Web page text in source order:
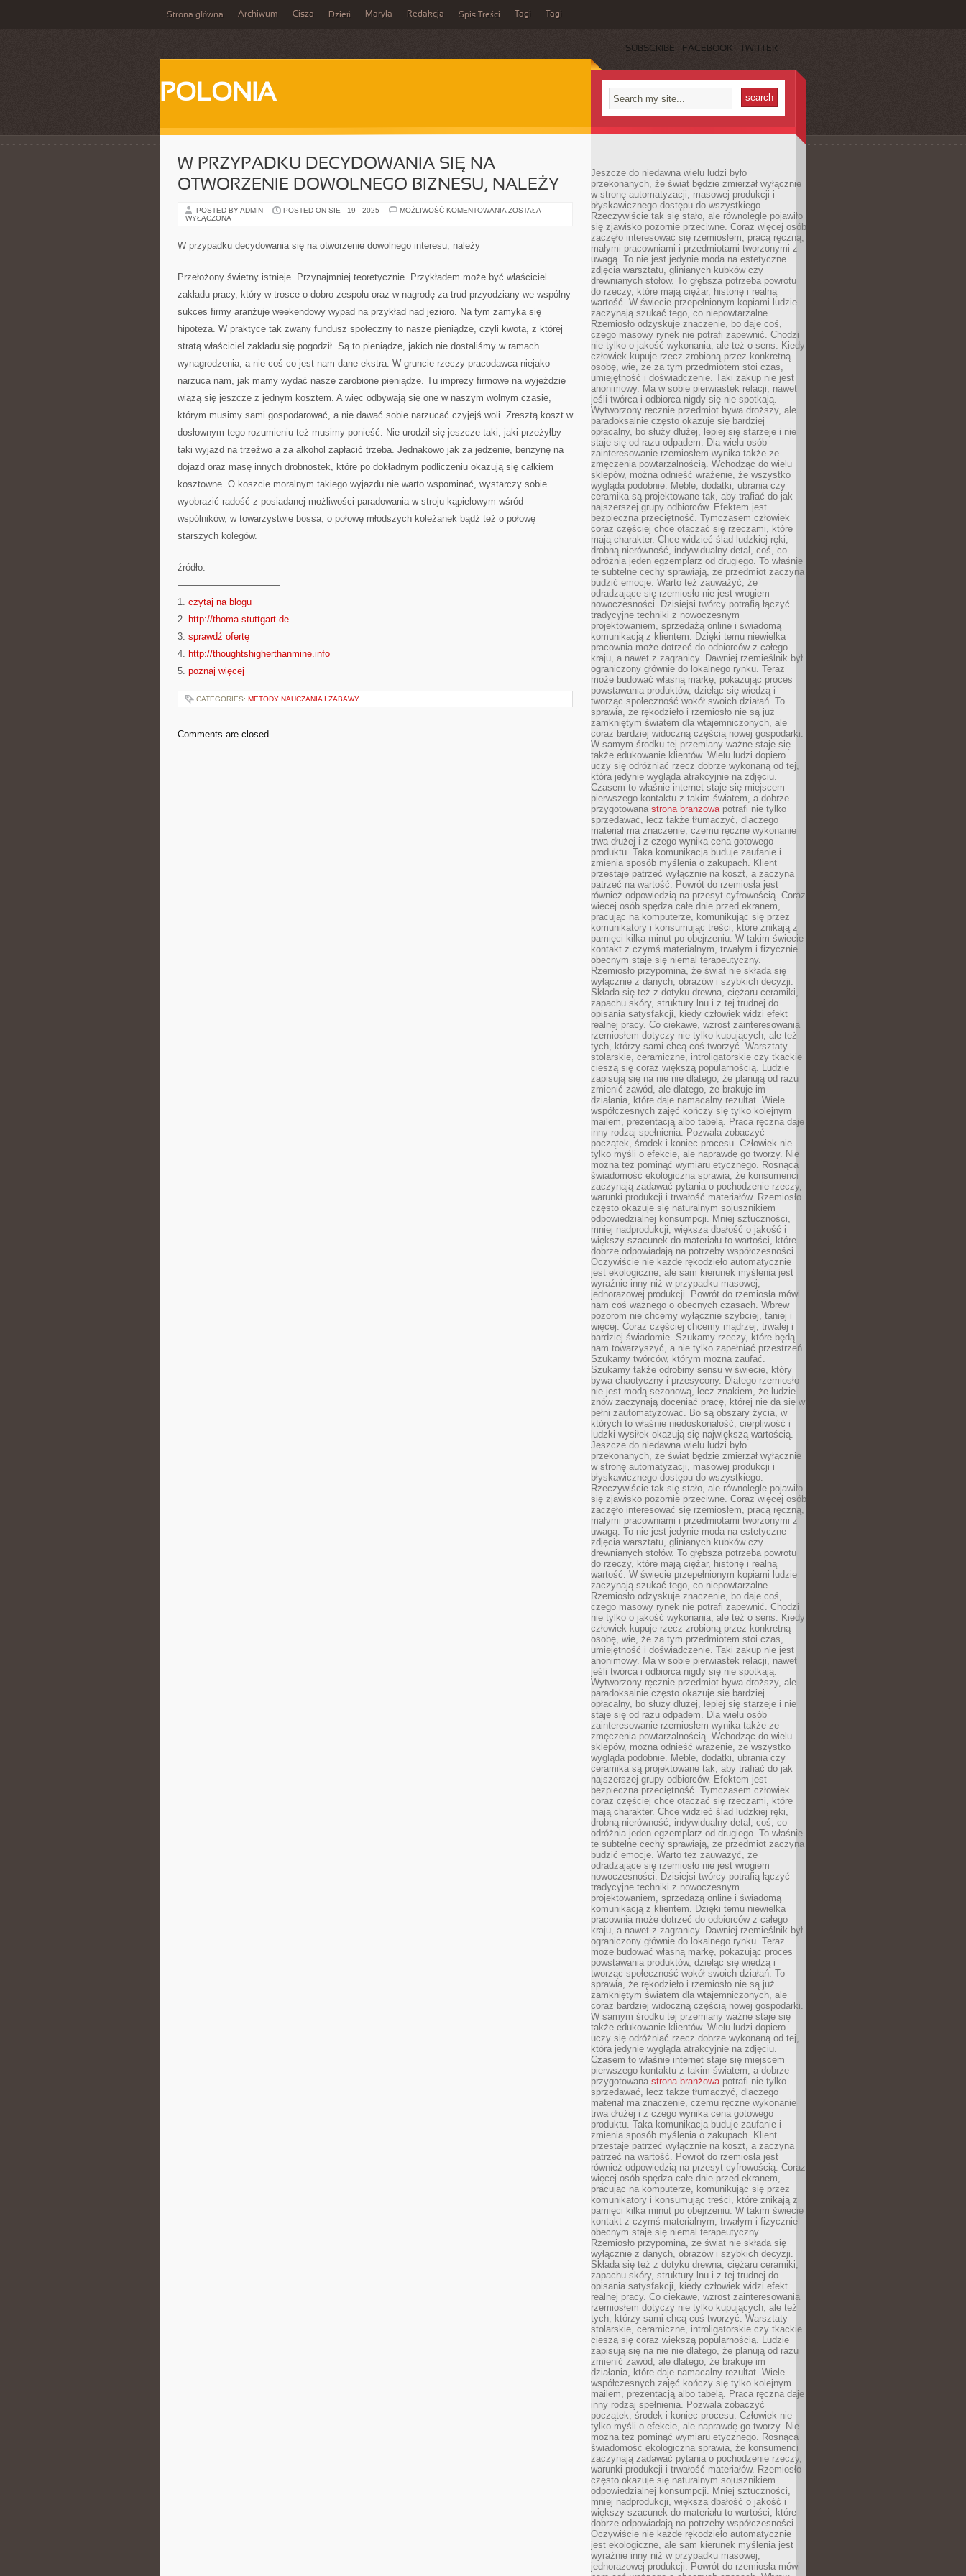
Strona główna Archiwum Cisza Dzień Maryla Redakcja Spis Treści Tagi Tagi
SUBSCRIBE FACEBOOK TWITTER
POLONIA
W PRZYPADKU DECYDOWANIA SIĘ NA
OTWORZENIE DOWOLNEGO BIZNESU, NALEŻY
POSTED BY ADMIN POSTED ON SIE - 19 - 2025 MOŻLIWOŚĆ KOMENTOWANIA W
NALEŻY
ZOSTAŁA
WYŁĄCZONA
W przypadku decydowania się na otworzenie dowolnego interesu, należy
Przełożony świetny istnieje. Przynajmniej teoretycznie. Przykładem może być właściciel
zakładu pracy, który w trosce o dobro zespołu oraz w nagrodę za trud przyodziany we wspólny
sukces firmy aranżuje weekendowy wypad na przykład nad jezioro. Na tym zamyka się
hipoteza. W praktyce tak zwany fundusz społeczny to nasze pieniądze, czyli kwota, z której
stratą właściciel zakładu się pogodził. Są to pieniądze, jakich nie dostaliśmy w ramach
wynagrodzenia, a nie coś co jest nam dane ekstra. W gruncie rzeczy pracodawca niejako
narzuca nam, jak mamy wydać nasze zarobione pieniądze. Tu imprezy firmowe na wyjeździe
wiążą się jeszcze z jednym kosztem. A więc odbywają się one w naszym wolnym czasie,
którym musimy sami gospodarować, a nie dawać sobie narzucać czyjejś woli. Zresztą koszt w
dosłownym tego rozumieniu też musimy ponieść. Nie urodził się jeszcze taki, jaki przeżyłby
taki wyjazd na trzeźwo a za alkohol zapłacić trzeba. Jednakowo jak za jedzenie, benzynę na
dojazd oraz masę innych drobnostek, które po dokładnym podliczeniu okazują się całkiem
kosztowne. O koszcie moralnym takiego wyjazdu nie warto wspominać, wystarczy sobie
wyobrazić radość z posiadanej możliwości paradowania w stroju kąpielowym wśród
wspólników, w towarzystwie bossa, o połowę młodszych koleżanek bądź też o połowę
starszych kolegów.
źródło:
———————————
1. czytaj na blogu
2. http://thoma-stuttgart.de
3. sprawdź ofertę
4. http://thoughtshigherthanmine.info
5. poznaj więcej
CATEGORIES: METODY NAUCZANIA I ZABAWY
Comments are closed.
Jeszcze do niedawna wielu ludzi było
przekonanych, że świat będzie zmierzał wyłącznie
w stronę automatyzacji, masowej produkcji i
błyskawicznego dostępu do wszystkiego.
Rzeczywiście tak się stało, ale równolegle pojawiło
się zjawisko pozornie przeciwne. Coraz więcej osób
zaczęło interesować się rzemiosłem, pracą ręczną,
małymi pracowniami i przedmiotami tworzonymi z
uwagą. To nie jest jedynie moda na estetyczne
zdjęcia warsztatu, glinianych kubków czy
drewnianych stołów. To głębsza potrzeba powrotu
do rzeczy, które mają ciężar, historię i realną
wartość. W świecie przepełnionym kopiami ludzie
zaczynają szukać tego, co niepowtarzalne.
Rzemiosło odzyskuje znaczenie, bo daje coś,
czego masowy rynek nie potrafi zapewnić. Chodzi
nie tylko o jakość wykonania, ale też o sens. Kiedy
człowiek kupuje rzecz zrobioną przez konkretną
osobę, wie, że za tym przedmiotem stoi czas,
umiejętność i doświadczenie. Taki zakup nie jest
anonimowy. Ma w sobie pierwiastek relacji, nawet
jeśli twórca i odbiorca nigdy się nie spotkają.
Wytworzony ręcznie przedmiot bywa droższy, ale
paradoksalnie często okazuje się bardziej
opłacalny, bo służy dłużej, lepiej się starzeje i nie
staje się od razu odpadem. Dla wielu osób
zainteresowanie rzemiosłem wynika także ze
zmęczenia powtarzalnością. Wchodząc do wielu
sklepów, można odnieść wrażenie, że wszystko
wygląda podobnie. Meble, dodatki, ubrania czy
ceramika są projektowane tak, aby trafiać do jak
najszerszej grupy odbiorców. Efektem jest
bezpieczna przeciętność. Tymczasem człowiek
coraz częściej chce otaczać się rzeczami, które
mają charakter. Chce widzieć ślad ludzkiej ręki,
drobną nierówność, indywidualny detal, coś, co
odróżnia jeden egzemplarz od drugiego. To właśnie
te subtelne cechy sprawiają, że przedmiot zaczyna
budzić emocje. Warto też zauważyć, że
odradzające się rzemiosło nie jest wrogiem
nowoczesności. Dzisiejsi twórcy potrafią łączyć
tradycyjne techniki z nowoczesnym
projektowaniem, sprzedażą online i świadomą
komunikacją z klientem. Dzięki temu niewielka
pracownia może dotrzeć do odbiorców z całego
kraju, a nawet z zagranicy. Dawniej rzemieślnik był
ograniczony głównie do lokalnego rynku. Teraz
może budować własną markę, pokazując proces
powstawania produktów, dzieląc się wiedzą i
tworząc społeczność wokół swoich działań. To
sprawia, że rękodzieło i rzemiosło nie są już
zamkniętym światem dla wtajemniczonych, ale
coraz bardziej widoczną częścią nowej gospodarki.
W samym środku tej przemiany ważne staje się
także edukowanie klientów. Wielu ludzi dopiero
uczy się odróżniać rzecz dobrze wykonaną od tej,
która jedynie wygląda atrakcyjnie na zdjęciu.
Czasem to właśnie internet staje się miejscem
pierwszego kontaktu z takim światem, a dobrze
przygotowana strona branżowapotrafi nie tylko
sprzedawać, lecz także tłumaczyć, dlaczego
materiał ma znaczenie, czemu ręczne wykonanie
trwa dłużej i z czego wynika cena gotowego
produktu. Taka komunikacja buduje zaufanie i
zmienia sposób myślenia o zakupach. Klient
przestaje patrzeć wyłącznie na koszt, a zaczyna
patrzeć na wartość. Powrót do rzemiosła jest
również odpowiedzią na przesyt cyfrowością. Coraz
więcej osób spędza całe dnie przed ekranem,
pracując na komputerze, komunikując się przez
komunikatory i konsumując treści, które znikają z
pamięci kilka minut po obejrzeniu. W takim świecie
kontakt z czymś materialnym, trwałym i fizycznie
obecnym staje się niemal terapeutyczny.
Rzemiosło przypomina, że świat nie składa się
wyłącznie z danych, obrazów i szybkich decyzji.
Składa się też z dotyku drewna, ciężaru ceramiki,
zapachu skóry, struktury lnu i z tej trudnej do
opisania satysfakcji, kiedy człowiek widzi efekt
realnej pracy. Co ciekawe, wzrost zainteresowania
rzemiosłem dotyczy nie tylko kupujących, ale też
tych, którzy sami chcą coś tworzyć. Warsztaty
stolarskie, ceramiczne, introligatorskie czy tkackie
cieszą się coraz większą popularnością. Ludzie
zapisują się na nie nie dlatego, że planują od razu
zmienić zawód, ale dlatego, że brakuje im
działania, które daje namacalny rezultat. Wiele
współczesnych zajęć kończy się tylko kolejnym
mailem, prezentacją albo tabelą. Praca ręczna daje
inny rodzaj spełnienia. Pozwala zobaczyć
początek, środek i koniec procesu. Człowiek nie
tylko myśli o efekcie, ale naprawdę go tworzy. Nie
można też pominąć wymiaru etycznego. Rosnąca
świadomość ekologiczna sprawia, że konsumenci
zaczynają zadawać pytania o pochodzenie rzeczy,
warunki produkcji i trwałość materiałów. Rzemiosło
często okazuje się naturalnym sojusznikiem
odpowiedzialnej konsumpcji. Mniej sztuczności,
mniej nadprodukcji, większa dbałość o jakość i
większy szacunek do materiału to wartości, które
dobrze odpowiadają na potrzeby współczesności.
Oczywiście nie każde rękodzieło automatycznie
jest ekologiczne, ale sam kierunek myślenia jest
wyraźnie inny niż w przypadku masowej,
jednorazowej produkcji. Powrót do rzemiosła mówi
nam coś ważnego o obecnych czasach. Wbrew
pozorom nie chcemy wyłącznie szybciej, taniej i
więcej. Coraz częściej chcemy mądrzej, trwalej i
bardziej świadomie. Szukamy rzeczy, które będą
nam towarzyszyć, a nie tylko zapełniać przestrzeń.
Szukamy twórców, którym można zaufać.
Szukamy także odrobiny sensu w świecie, który
bywa chaotyczny i przesycony. Dlatego rzemiosło
nie jest modą sezonową, lecz znakiem, że ludzie
znów zaczynają doceniać pracę, której nie da się w
pełni zautomatyzować. Bo są obszary życia, w
których to właśnie niedoskonałość, cierpliwość i
ludzki wysiłek okazują się największą wartością.
Jeszcze do niedawna wielu ludzi było
przekonanych, że świat będzie zmierzał wyłącznie
w stronę automatyzacji, masowej produkcji i
błyskawicznego dostępu do wszystkiego.
Rzeczywiście tak się stało, ale równolegle pojawiło
się zjawisko pozornie przeciwne. Coraz więcej osób
zaczęło interesować się rzemiosłem, pracą ręczną,
małymi pracowniami i przedmiotami tworzonymi z
uwagą. To nie jest jedynie moda na estetyczne
zdjęcia warsztatu, glinianych kubków czy
drewnianych stołów. To głębsza potrzeba powrotu
do rzeczy, które mają ciężar, historię i realną
wartość. W świecie przepełnionym kopiami ludzie
zaczynają szukać tego, co niepowtarzalne.
Rzemiosło odzyskuje znaczenie, bo daje coś,
czego masowy rynek nie potrafi zapewnić. Chodzi
nie tylko o jakość wykonania, ale też o sens. Kiedy
człowiek kupuje rzecz zrobioną przez konkretną
osobę, wie, że za tym przedmiotem stoi czas,
umiejętność i doświadczenie. Taki zakup nie jest
anonimowy. Ma w sobie pierwiastek relacji, nawet
jeśli twórca i odbiorca nigdy się nie spotkają.
Wytworzony ręcznie przedmiot bywa droższy, ale
paradoksalnie często okazuje się bardziej
opłacalny, bo służy dłużej, lepiej się starzeje i nie
staje się od razu odpadem. Dla wielu osób
zainteresowanie rzemiosłem wynika także ze
zmęczenia powtarzalnością. Wchodząc do wielu
sklepów, można odnieść wrażenie, że wszystko
wygląda podobnie. Meble, dodatki, ubrania czy
ceramika są projektowane tak, aby trafiać do jak
najszerszej grupy odbiorców. Efektem jest
bezpieczna przeciętność. Tymczasem człowiek
coraz częściej chce otaczać się rzeczami, które
mają charakter. Chce widzieć ślad ludzkiej ręki,
drobną nierówność, indywidualny detal, coś, co
odróżnia jeden egzemplarz od drugiego. To właśnie
te subtelne cechy sprawiają, że przedmiot zaczyna
budzić emocje. Warto też zauważyć, że
odradzające się rzemiosło nie jest wrogiem
nowoczesności. Dzisiejsi twórcy potrafią łączyć
tradycyjne techniki z nowoczesnym
projektowaniem, sprzedażą online i świadomą
komunikacją z klientem. Dzięki temu niewielka
pracownia może dotrzeć do odbiorców z całego
kraju, a nawet z zagranicy. Dawniej rzemieślnik był
ograniczony głównie do lokalnego rynku. Teraz
może budować własną markę, pokazując proces
powstawania produktów, dzieląc się wiedzą i
tworząc społeczność wokół swoich działań. To
sprawia, że rękodzieło i rzemiosło nie są już
zamkniętym światem dla wtajemniczonych, ale
coraz bardziej widoczną częścią nowej gospodarki.
W samym środku tej przemiany ważne staje się
także edukowanie klientów. Wielu ludzi dopiero
uczy się odróżniać rzecz dobrze wykonaną od tej,
która jedynie wygląda atrakcyjnie na zdjęciu.
Czasem to właśnie internet staje się miejscem
pierwszego kontaktu z takim światem, a dobrze
przygotowana strona branżowapotrafi nie tylko
sprzedawać, lecz także tłumaczyć, dlaczego
materiał ma znaczenie, czemu ręczne wykonanie
trwa dłużej i z czego wynika cena gotowego
produktu. Taka komunikacja buduje zaufanie i
zmienia sposób myślenia o zakupach. Klient
przestaje patrzeć wyłącznie na koszt, a zaczyna
patrzeć na wartość. Powrót do rzemiosła jest
również odpowiedzią na przesyt cyfrowością. Coraz
więcej osób spędza całe dnie przed ekranem,
pracując na komputerze, komunikując się przez
komunikatory i konsumując treści, które znikają z
pamięci kilka minut po obejrzeniu. W takim świecie
kontakt z czymś materialnym, trwałym i fizycznie
obecnym staje się niemal terapeutyczny.
Rzemiosło przypomina, że świat nie składa się
wyłącznie z danych, obrazów i szybkich decyzji.
Składa się też z dotyku drewna, ciężaru ceramiki,
zapachu skóry, struktury lnu i z tej trudnej do
opisania satysfakcji, kiedy człowiek widzi efekt
realnej pracy. Co ciekawe, wzrost zainteresowania
rzemiosłem dotyczy nie tylko kupujących, ale też
tych, którzy sami chcą coś tworzyć. Warsztaty
stolarskie, ceramiczne, introligatorskie czy tkackie
cieszą się coraz większą popularnością. Ludzie
zapisują się na nie nie dlatego, że planują od razu
zmienić zawód, ale dlatego, że brakuje im
działania, które daje namacalny rezultat. Wiele
współczesnych zajęć kończy się tylko kolejnym
mailem, prezentacją albo tabelą. Praca ręczna daje
inny rodzaj spełnienia. Pozwala zobaczyć
początek, środek i koniec procesu. Człowiek nie
tylko myśli o efekcie, ale naprawdę go tworzy. Nie
można też pominąć wymiaru etycznego. Rosnąca
świadomość ekologiczna sprawia, że konsumenci
zaczynają zadawać pytania o pochodzenie rzeczy,
warunki produkcji i trwałość materiałów. Rzemiosło
często okazuje się naturalnym sojusznikiem
odpowiedzialnej konsumpcji. Mniej sztuczności,
mniej nadprodukcji, większa dbałość o jakość i
większy szacunek do materiału to wartości, które
dobrze odpowiadają na potrzeby współczesności.
Oczywiście nie każde rękodzieło automatycznie
jest ekologiczne, ale sam kierunek myślenia jest
wyraźnie inny niż w przypadku masowej,
jednorazowej produkcji. Powrót do rzemiosła mówi